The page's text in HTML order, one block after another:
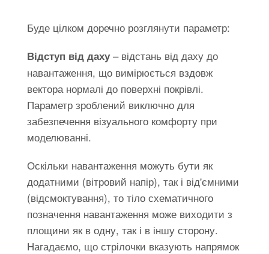
Буде цілком доречно розглянути параметр:
Відступ від даху– відстань від даху до
навантаження, що вимірюється вздовж
вектора нормалі до поверхні покрівлі.
Параметр зроблений виключно для
забезпечення візуального комфорту при
моделюванні.
Оскільки навантаження можуть бути як
додатними (вітровий напір), так і від'ємними
(відсмоктування), то тіло схематичного
позначення навантаження може виходити з
площини як в одну, так і в іншу сторону.
Нагадаємо, що стрілочки вказують напрямок